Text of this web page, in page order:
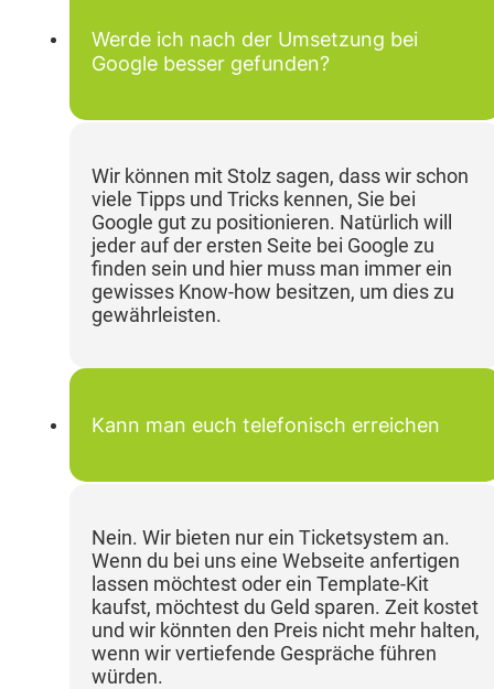
Werde ich nach der Umsetzung bei
Google besser gefunden?
Wir können mit Stolz sagen, dass wir schon
viele Tipps und Tricks kennen, Sie bei
Google gut zu positionieren. Natürlich will
jeder auf der ersten Seite bei Google zu
finden sein und hier muss man immer ein
gewisses Know-how besitzen, um dies zu
gewährleisten.
Kann man euch telefonisch erreichen
Nein. Wir bieten nur ein Ticketsystem an.
Wenn du bei uns eine Webseite anfertigen
lassen möchtest oder ein Template-Kit
kaufst, möchtest du Geld sparen. Zeit kostet
und wir könnten den Preis nicht mehr halten,
wenn wir vertiefende Gespräche führen
würden.